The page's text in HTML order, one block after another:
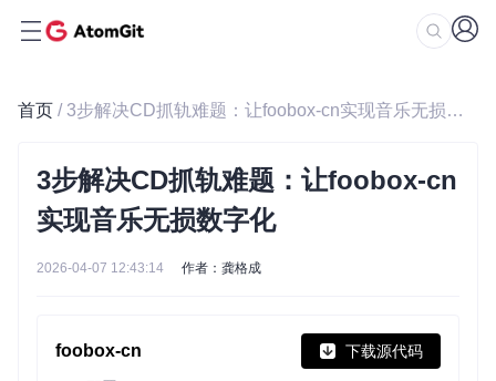
首页 / 3步解决CD抓轨难题：让foobox-cn实现音乐无损数字化
3步解决CD抓轨难题：让foobox-cn
实现音乐无损数字化
2026-04-07 12:43:14 作者：龚格成
foobox-cn 下载源代码